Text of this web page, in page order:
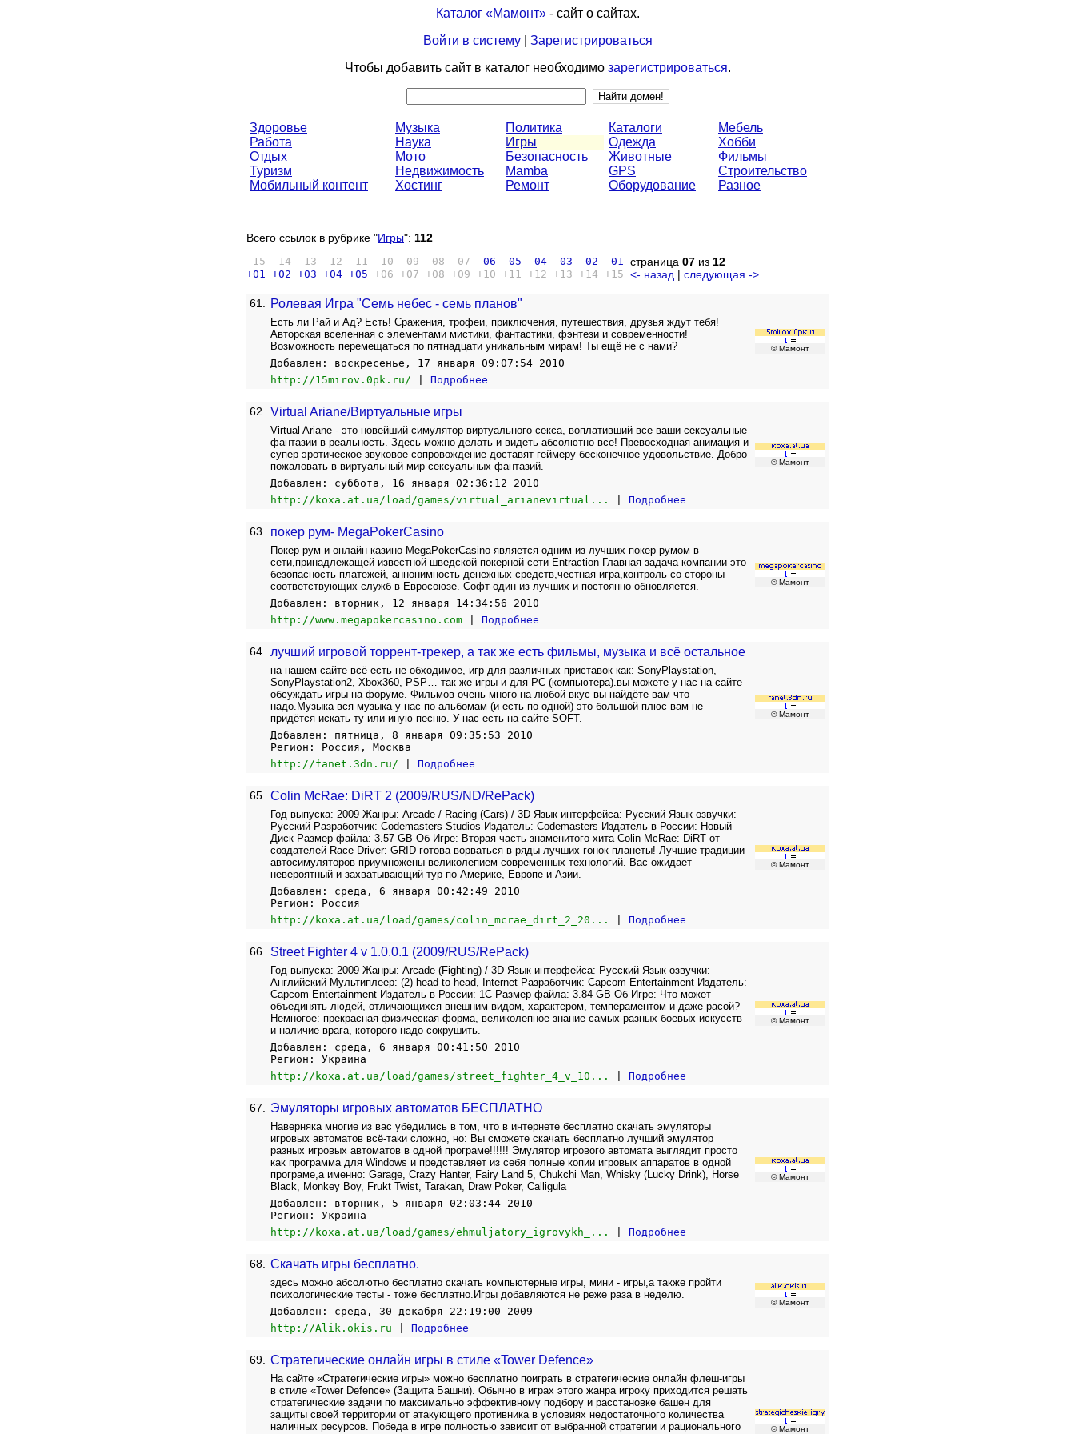
Каталог «Мамонт»- сайт о сайтах.
Войти в систему| Зарегистрироваться
Чтобы добавить сайт в каталог необходимо зарегистрироваться.
Здоровье
Работа
Отдых
Туризм
Мобильный контент
Музыка
Наука
Мото
Недвижимость
Хостинг
Политика
Игры
Безопасность
Mamba
Ремонт
Каталоги
Одежда
Животные
GPS
Оборудование
Мебель
Хобби
Фильмы
Строительство
Разное
Всего ссылок в рубрике "Игры": 112
-15 -14 -13 -12 -11 -10 -09 -08 -07 -06 -05 -04 -03 -02 -01 страница 07 из 12
+01 +02 +03 +04 +05 +06 +07 +08 +09 +10 +11 +12 +13 +14 +15 <- назад | следующая ->
61. Ролевая Игра "Семь небес - семь планов"
© Мамонт
Есть ли Рай и Ад? Есть! Сражения, трофеи, приключения, путешествия, друзья ждут тебя!
Авторская вселенная с элементами мистики, фантастики, фэнтези и современности!
Возможность перемещаться по пятнадцати уникальным мирам! Ты ещё не с нами?
Добавлен: воскресенье, 17 января 09:07:54 2010
http://15mirov.0pk.ru/
Подробнее
62. Virtual Ariane/Виртуальные игры
© Мамонт
Virtual Ariane - это новейший симулятор виртуального секса, воплативший все ваши сексуальные
фантазии в реальность. Здесь можно делать и видеть абсолютно все! Превосходная анимация и
супер эротическое звуковое сопровождение доставят геймеру бесконечное удовольствие. Добро
пожаловать в виртуальный мир сексуальных фантазий.
Добавлен: суббота, 16 января 02:36:12 2010
http://koxa.at.ua/load/games/virtual_arianevirtual...
Подробнее
63. покер рум- MegaPokerCasino
© Мамонт
Покер рум и онлайн казино MegaPokerCasino является одним из лучших покер румом в
сети,принадлежащей известной шведской покерной сети Entraction Главная задача компании-это
безопасность платежей, аннонимность денежных средств,честная игра,контроль со стороны
соответствующих служб в Евросоюзе. Софт-один из лучших и постоянно обновляется.
Добавлен: вторник, 12 января 14:34:56 2010
http://www.megapokercasino.com
Подробнее
64. лучший игровой торрент-трекер, а так же есть фильмы, музыка и всё остальное
© Мамонт
на нашем сайте всё есть не обходимое, игр для различных приставок как: SonyPlaystation,
SonyPlaystation2, Xbox360, PSP… так же игры и для PC (компьютера).вы можете у нас на сайте
обсуждать игры на форуме. Фильмов очень много на любой вкус вы найдёте вам что
надо.Музыка вся музыка у нас по альбомам (и есть по одной) это большой плюс вам не
придётся искать ту или иную песню. У нас есть на сайте SOFT.
Добавлен: пятница, 8 января 09:35:53 2010
Регион: Россия, Москва
http://fanet.3dn.ru/
Подробнее
65. Colin McRae: DiRT 2 (2009/RUS/ND/RePack)
© Мамонт
Год выпуска: 2009 Жанры: Arcade / Racing (Cars) / 3D Язык интерфейса: Русский Язык озвучки:
Русский Разработчик: Codemasters Studios Издатель: Codemasters Издатель в России: Новый
Диск Размер файла: 3.57 GB Об Игре: Вторая часть знаменитого хита Colin McRae: DiRT от
создателей Race Driver: GRID готова ворваться в ряды лучших гонок планеты! Лучшие традиции
автосимуляторов приумножены великолепием современных технологий. Вас ожидает
невероятный и захватывающий тур по Америке, Европе и Азии.
Добавлен: среда, 6 января 00:42:49 2010
Регион: Россия
http://koxa.at.ua/load/games/colin_mcrae_dirt_2_20...
Подробнее
66. Street Fighter 4 v 1.0.0.1 (2009/RUS/RePack)
© Мамонт
Год выпуска: 2009 Жанры: Arcade (Fighting) / 3D Язык интерфейса: Русский Язык озвучки:
Английский Мультиплеер: (2) head-to-head, Internet Разработчик: Capcom Entertainment Издатель:
Capcom Entertainment Издатель в России: 1C Размер файла: 3.84 GB Об Игре: Что может
объединять людей, отличающихся внешним видом, характером, темпераментом и даже расой?
Немногое: прекрасная физическая форма, великолепное знание самых разных боевых искусств
и наличие врага, которого надо сокрушить.
Добавлен: среда, 6 января 00:41:50 2010
Регион: Украина
http://koxa.at.ua/load/games/street_fighter_4_v_10...
Подробнее
67. Эмуляторы игровых автоматов БЕСПЛАТНО
© Мамонт
Наверняка многие из вас убедились в том, что в интернете бесплатно скачать эмуляторы
игровых автоматов всё-таки сложно, но: Вы сможете скачать бесплатно лучший эмулятор
разных игровых автоматов в одной програме!!!!!! Эмулятор игрового автомата выглядит просто
как программа для Windows и представляет из себя полные копии игровых аппаратов в одной
програме,а именно: Garage, Crazy Hanter, Fairy Land 5, Chukchi Man, Whisky (Lucky Drink), Horse
Black, Monkey Boy, Frukt Twist, Tarakan, Draw Poker, Calligula
Добавлен: вторник, 5 января 02:03:44 2010
Регион: Украина
http://koxa.at.ua/load/games/ehmuljatory_igrovykh_...
Подробнее
68. Скачать игры бесплатно.
© Мамонт
здесь можно абсолютно бесплатно скачать компьютерные игры, мини - игры,а также пройти
психологические тесты - тоже бесплатно.Игры добавляются не реже раза в неделю.
Добавлен: среда, 30 декабря 22:19:00 2009
http://Alik.okis.ru
Подробнее
69. Стратегические онлайн игры в стиле «Tower Defence»
© Мамонт
На сайте «Стратегические игры» можно бесплатно поиграть в стратегические онлайн флеш-игры
в стиле «Tower Defence» (Защита Башни). Обычно в играх этого жанра игроку приходится решать
стратегические задачи по максимально эффективному подбору и расстановке башен для
защиты своей территории от атакующего противника в условиях недостаточного количества
наличных ресурсов. Победа в игре полностью зависит от выбранной стратегии и рационального